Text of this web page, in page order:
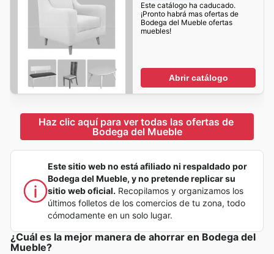
Este catálogo ha caducado.
¡Pronto habrá mas ofertas de
Bodega del Mueble ofertas
muebles!
Abrir catálogo
Haz clic aquí para ver todas las ofertas de
Bodega del Mueble
Este sitio web no está afiliado ni respaldado por
Bodega del Mueble, y no pretende replicar su
sitio web oficial. Recopilamos y organizamos los
últimos folletos de los comercios de tu zona, todo
cómodamente en un solo lugar.
¿Cuál es la mejor manera de ahorrar en Bodega del
Mueble?